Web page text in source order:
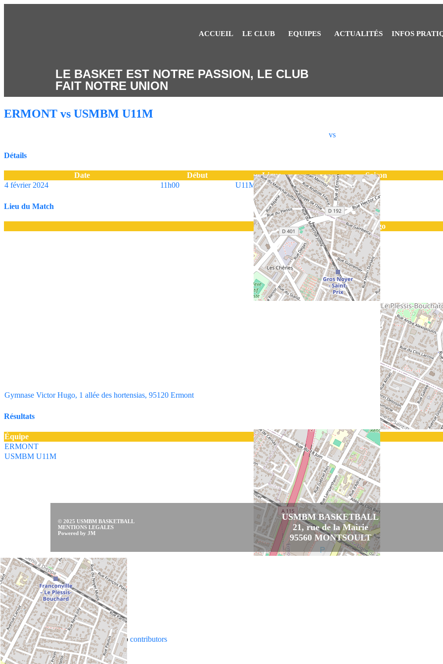
ACCUEIL LE CLUB EQUIPES ACTUALITÉS INFOS
LE BASKET EST NOTRE PASSION, LE CLUB
FAIT NOTRE UNION
ERMONT vs USMBM U11M
vs
Détails
Date Début Ligue
Saison
4 février 2024
11h00 U11M 2023 - 2024
Lieu du Match
Ermont | Gymnase Victor Hugo
Leaflet |Map data ©OpenStreetMap contributors
Gymnase Victor Hugo, 1 allée des hortensias, 95120 Ermont
Résultats
Équipe
ERMONT
USMBM U11M
© 2025 USMBM BASKETBALL
MENTIONS LEGALES
Powered by JM
USMBM BASKETBALL
21, rue de la Mairie
95560 MONTSOULT